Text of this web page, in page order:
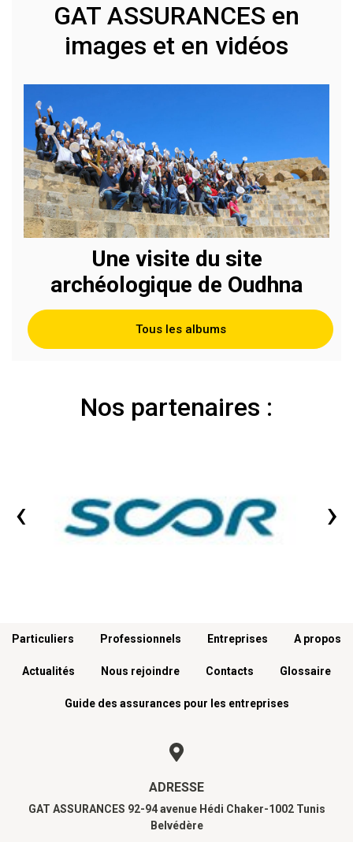
GAT ASSURANCES en
images et en vidéos
Une visite du site
archéologique de Oudhna
Tous les albums
Nos partenaires :
‹ ›
Menu footer
Particuliers Professionnels Entreprises A propos
Actualités Nous rejoindre Contacts Glossaire
Guide des assurances pour les entreprises
ADRESSE
GAT ASSURANCES 92-94 avenue Hédi Chaker-1002 Tunis
Belvédère